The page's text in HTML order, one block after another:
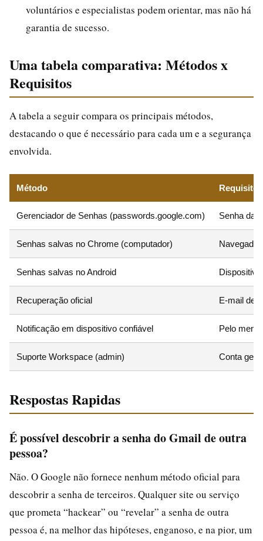
voluntários e especialistas podem orientar, mas não há
garantia de sucesso.
Uma tabela comparativa: Métodos x
Requisitos
A tabela a seguir compara os principais métodos,
destacando o que é necessário para cada um e a segurança
envolvida.
Método Requisitos
Gerenciador de Senhas (passwords.google.com) Senha da
Senhas salvas no Chrome (computador)
Senhas salvas no Android
Recuperação oficial E-mail de
Notificação em dispositivo confiável Pelo
Suporte Workspace (admin) Conta
Respostas Rapidas
É possível descobrir a senha do Gmail de outra
pessoa?
Não. O Google não fornece nenhum método oficial para
descobrir a senha de terceiros. Qualquer site ou serviço
que prometa “hackear” ou “revelar” a senha de outra
pessoa é, na melhor das hipóteses, enganoso, e na pior, um